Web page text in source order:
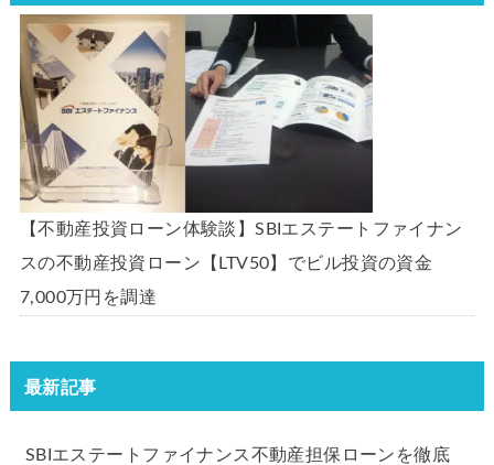
【不動産投資ローン体験談】SBIエステートファイナン
スの不動産投資ローン【LTV50】でビル投資の資金
7,000万円を調達
最新記事
SBIエステートファイナンス不動産担保ローンを徹底